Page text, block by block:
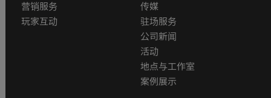
营销服务
玩家互动
传媒
驻场服务
公司新闻
活动
地点与工作室
案例展示